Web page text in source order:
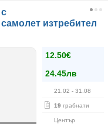
изтребител
12.50€
24.45лв
21.02 - 31.08
19 грабнати
Център